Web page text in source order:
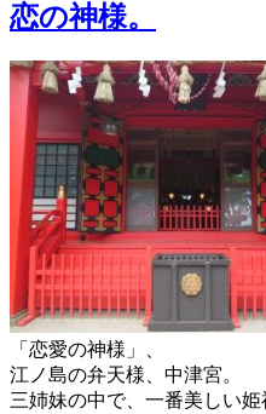
恋の神様。
「恋愛の神様」、
江ノ島の弁天様、中津宮。
三姉妹の中で、一番美しい姫